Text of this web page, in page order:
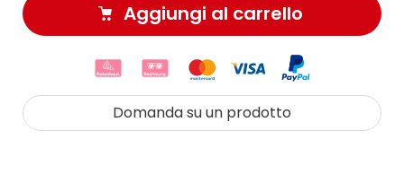
Aggiungi al carrello
Domanda su un prodotto